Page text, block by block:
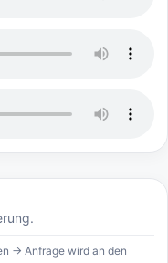
→ Anfrage wird an den